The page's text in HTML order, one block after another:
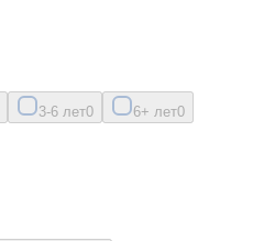
3-6 лет0 6+ лет0